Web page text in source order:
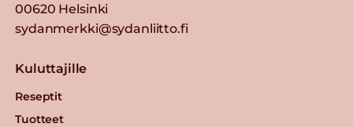
00620 Helsinki
sydanmerkki@sydanliitto.fi
Kuluttajille
Reseptit
Tuotteet